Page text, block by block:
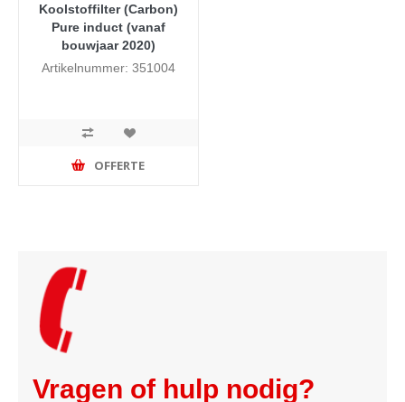
Koolstoffilter (Carbon)
Pure induct (vanaf
bouwjaar 2020)
Artikelnummer: 351004
OFFERTE
Vragen of hulp nodig?